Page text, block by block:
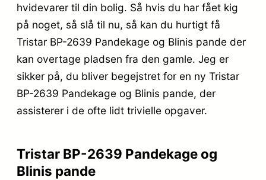
hvidevarer til din bolig. Så hvis du har fået kig
på noget, så slå til nu, så kan du hurtigt få
Tristar BP-2639 Pandekage og Blinis pande der
kan overtage pladsen fra den gamle. Jeg er
sikker på, du bliver begejstret for en ny Tristar
BP-2639 Pandekage og Blinis pande, der
assisterer i de ofte lidt trivielle opgaver.
Tristar BP-2639 Pandekage og
Blinis pande